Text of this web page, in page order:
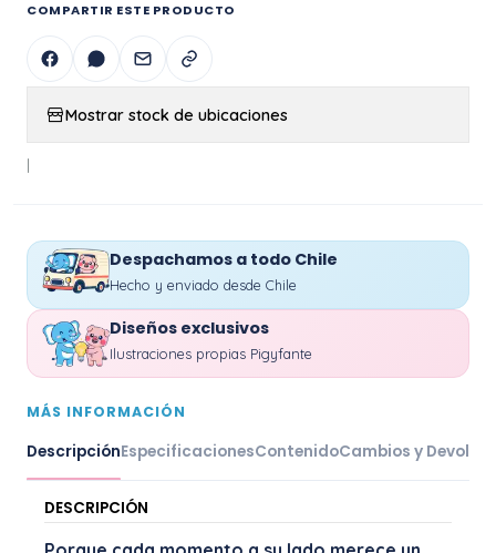
COMPARTIR ESTE PRODUCTO
Mostrar stock de ubicaciones
|
Despachamos a todo Chile
Hecho y enviado desde Chile
Diseños exclusivos
Ilustraciones propias Pigyfante
MÁS INFORMACIÓN
DescripciónEspecificacionesContenidoCambios y
DESCRIPCIÓN